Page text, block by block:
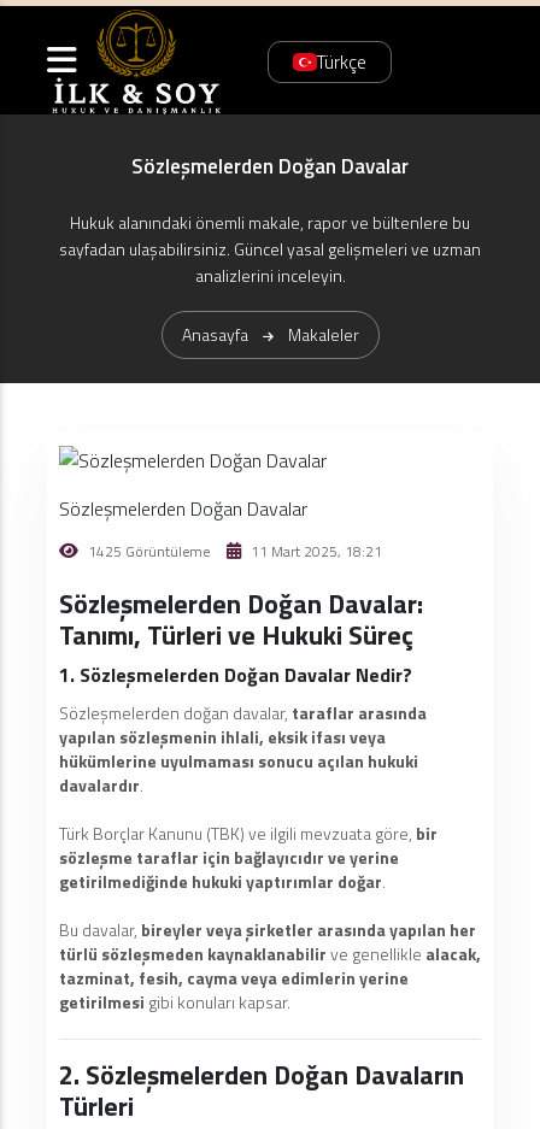
Türkçe
Sözleşmelerden Doğan Davalar
Hukuk alanındaki önemli makale, rapor ve bültenlere bu
sayfadan ulaşabilirsiniz. Güncel yasal gelişmeleri ve uzman
analizlerini inceleyin.
Anasayfa Makaleler
Sözleşmelerden Doğan Davalar
1425 Görüntüleme 11 Mart 2025, 18:21
Sözleşmelerden Doğan Davalar:
Tanımı, Türleri ve Hukuki Süreç
1. Sözleşmelerden Doğan Davalar Nedir?
Sözleşmelerden doğan davalar, taraflar arasında
yapılan sözleşmenin ihlali, eksik ifası veya
hükümlerine uyulmaması sonucu açılan hukuki
davalardır.
Türk Borçlar Kanunu (TBK) ve ilgili mevzuata göre, bir
sözleşme taraflar için bağlayıcıdır ve yerine
getirilmediğinde hukuki yaptırımlar doğar.
Bu davalar, bireyler veya şirketler arasında yapılan her
türlü sözleşmeden kaynaklanabilirve genellikle alacak,
tazminat, fesih, cayma veya edimlerin yerine
getirilmesi gibi konuları kapsar.
2. Sözleşmelerden Doğan Davaların
Türleri